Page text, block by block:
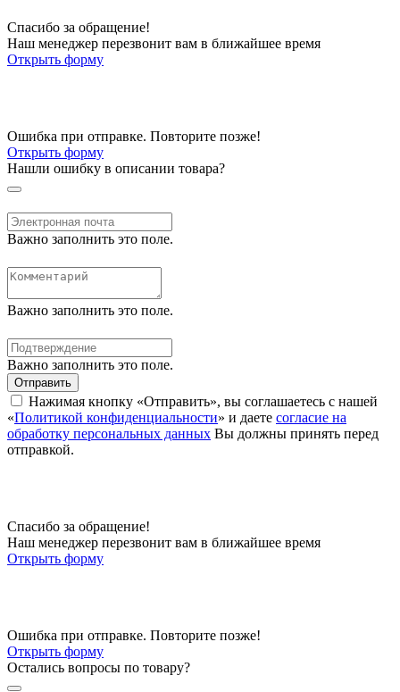
Спасибо за обращение!
Наш менеджер перезвонит вам в ближайшее время
Открыть форму
Ошибка при отправке. Повторите позже!
Открыть форму
Нашли ошибку в описании товара?
Важно заполнить это поле.
Важно заполнить это поле.
Важно заполнить это поле.
Отправить
Нажимая кнопку «Отправить», вы соглашаетесь с нашей
«Политикой конфиденциальности» и даете согласие на
обработку персональных данных Вы должны принять перед
отправкой.
Спасибо за обращение!
Наш менеджер перезвонит вам в ближайшее время
Открыть форму
Ошибка при отправке. Повторите позже!
Открыть форму
Остались вопросы по товару?